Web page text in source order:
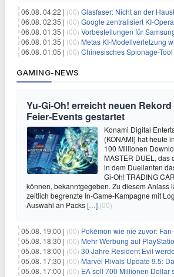
06.08. 04:22 | (00) Glasfaser: Nicht an der Haustür
06.08. 02:35 | (00) Google zentralisiert KI-Operationen in Kalifornien, um
06.08. 01:35 | (00) Vorbestellungen für Samsungs faltbares Telefon steigen
06.08. 01:35 | (00) Metas KI-Modellverletzung wirft
06.08. 01:05 | (00) Chinesisches Spionage-Tool erweitert seinen Einfluss auf
GAMING-NEWS
Yu‑Gi‑Oh! erreicht neuen Rekord
Feier‑Events gestartet
Konami Digital
(KONAMI) hat heute
100 Millionen
MASTER DUEL, das
in dem Duellanten
Gi-Oh! TRADING
können, bekanntgegeben. Zu diesem Anlass
zeitlich begrenzte In-Game-Kampagne mit
Auswahl an Packs[…] (00)
05.08. 19:00 | (00) Pokémon wie nie zuvor: Fan-Mod bringt VR
05.08. 18:30 | (00) Mehr Werbung auf PlayStation? Sony
05.08. 18:00 | (00) 30 Jahre Resident Evil werden
05.08. 17:30 | (00) Marvel Rivals Update 9.5: Dateigröße wird auf
05.08. 17:00 | (00) EA soll 700 Millionen Dollar sparen – droht nach der